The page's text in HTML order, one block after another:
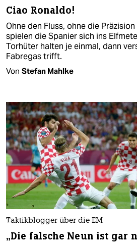
Ciao Ronaldo!
Ohne den Fluss, ohne die
spielen die Spanier sich ins
Torhüter halten je einmal, dann
Fabregas trifft.
Von Stefan Mahlke
Taktikblogger über die EM
„Die falsche Neun ist gar